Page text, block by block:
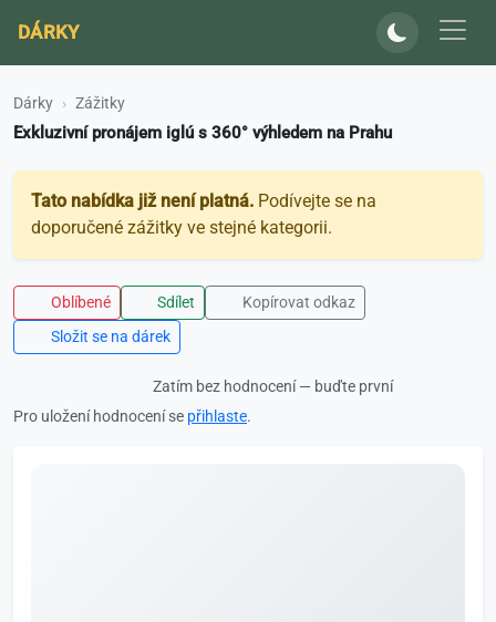
DÁRKY
Dárky Zážitky
Exkluzivní pronájem iglú s 360° výhledem na Prahu
Tato nabídka již není platná. Podívejte se na
doporučené zážitky ve stejné kategorii.
Oblíbené Sdílet
Kopírovat odkaz
Složit se na dárek
Zatím bez hodnocení — buďte první
Pro uložení hodnocení se přihlaste.